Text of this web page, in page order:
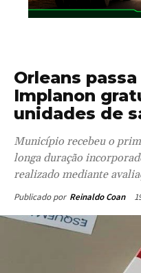
Orleans
Implanon
unidades de
Município recebeu o
longa duração
realizado mediante
Publicado por Reinaldo Coan